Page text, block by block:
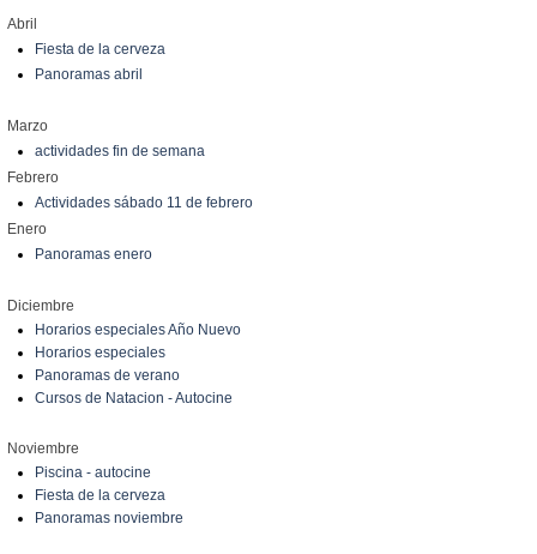
Abril
Fiesta de la cerveza
Panoramas abril
Marzo
actividades fin de semana
Febrero
Actividades sábado 11 de febrero
Enero
Panoramas enero
Diciembre
Horarios especiales Año Nuevo
Horarios especiales
Panoramas de verano
Cursos de Natacion - Autocine
Noviembre
Piscina - autocine
Fiesta de la cerveza
Panoramas noviembre